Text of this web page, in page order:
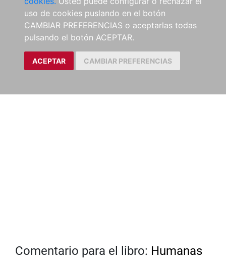
uso de cookies puslando en el botón
CAMBIAR PREFERENCIAS o aceptarlas todas
pulsando el botón ACEPTAR.
ACEPTAR CAMBIAR PREFERENCIAS
Comentario para el libro: Humanas